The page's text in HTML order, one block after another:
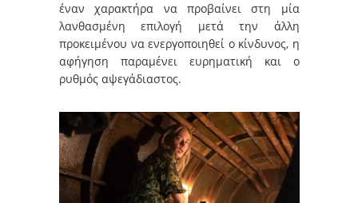
έναν χαρακτήρα να προβαίνει στη μία
λανθασμένη επιλογή μετά την άλλη
προκειμένου να ενεργοποιηθεί ο κίνδυνος, η
αφήγηση παραμένει ευρηματική και ο
ρυθμός αψεγάδιαστος.